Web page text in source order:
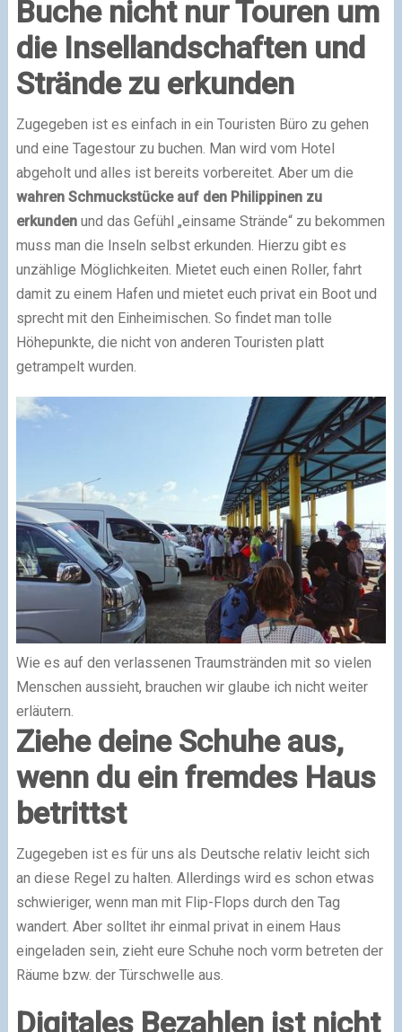
Buche nicht nur Touren um
die Insellandschaften und
Strände zu erkunden
Zugegeben ist es einfach in ein Touristen Büro zu gehen
und eine Tagestour zu buchen. Man wird vom Hotel
abgeholt und alles ist bereits vorbereitet. Aber um die
wahren Schmuckstücke auf den Philippinen zu
erkundenund das Gefühl „einsame Strände“ zu bekommen
muss man die Inseln selbst erkunden. Hierzu gibt es
unzählige Möglichkeiten. Mietet euch einen Roller, fahrt
damit zu einem Hafen und mietet euch privat ein Boot und
sprecht mit den Einheimischen. So findet man tolle
Höhepunkte, die nicht von anderen Touristen platt
getrampelt wurden.
Wie es auf den verlassenen Traumstränden mit so vielen
Menschen aussieht, brauchen wir glaube ich nicht weiter
erläutern.
Ziehe deine Schuhe aus,
wenn du ein fremdes Haus
betrittst
Zugegeben ist es für uns als Deutsche relativ leicht sich
an diese Regel zu halten. Allerdings wird es schon etwas
schwieriger, wenn man mit Flip-Flops durch den Tag
wandert. Aber solltet ihr einmal privat in einem Haus
eingeladen sein, zieht eure Schuhe noch vorm betreten der
Räume bzw. der Türschwelle aus.
Digitales Bezahlen ist nicht